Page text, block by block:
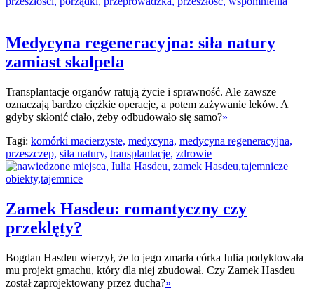
Medycyna regeneracyjna: siła natury
zamiast skalpela
Transplantacje organów ratują życie i sprawność. Ale zawsze
oznaczają bardzo ciężkie operacje, a potem zażywanie leków. A
gdyby skłonić ciało, żeby odbudowało się samo?»
Tagi: komórki macierzyste, medycyna, medycyna regeneracyjna,
przeszczep, siła natury, transplantacje, zdrowie
Zamek Hasdeu: romantyczny czy
przeklęty?
Bogdan Hasdeu wierzył, że to jego zmarła córka Iulia podyktowała
mu projekt gmachu, który dla niej zbudował. Czy Zamek Hasdeu
został zaprojektowany przez ducha?»